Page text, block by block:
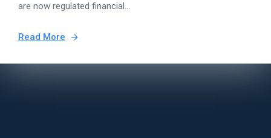
are now regulated financial...
Read More